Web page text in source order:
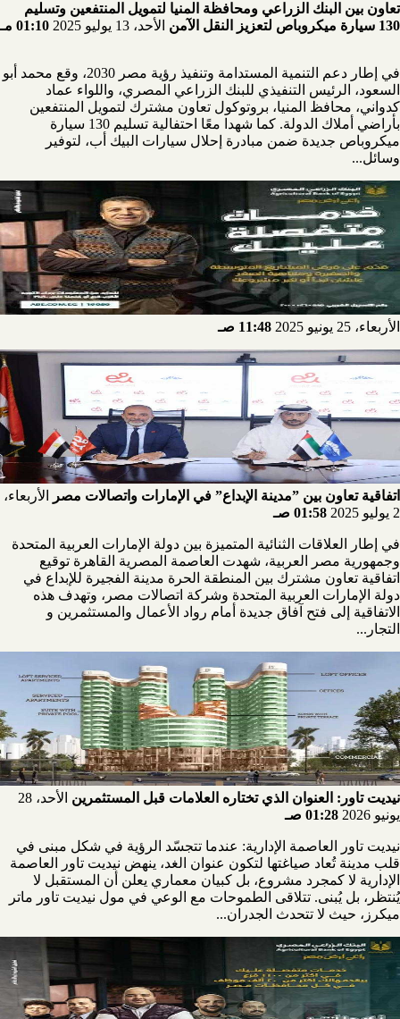
تعاون بين البنك الزراعي ومحافظة المنيا لتمويل المنتفعين وتسليم
130 سيارة ميكروباص لتعزيز النقل الآمن
الأحد، 13 يوليو 2025 01:10 مـ
في إطار دعم التنمية المستدامة وتنفيذ رؤية مصر 2030، وقع محمد أبو
السعود، الرئيس التنفيذي للبنك الزراعي المصري، واللواء عماد
كدواني، محافظ المنيا، بروتوكول تعاون مشترك لتمويل المنتفعين
بأراضي أملاك الدولة. كما شهدا معًا احتفالية تسليم 130 سيارة
ميكروباص جديدة ضمن مبادرة إحلال سيارات البيك أب، لتوفير
وسائل...
الأربعاء، 25 يونيو 2025 11:48 صـ
اتفاقية تعاون بين ”مدينة الإبداع” في الإمارات واتصالات مصر
الأربعاء،
2 يوليو 2025
01:58 صـ
في إطار العلاقات الثنائية المتميزة بين دولة الإمارات العربية المتحدة
وجمهورية مصر العربية، شهدت العاصمة المصرية القاهرة توقيع
اتفاقية تعاون مشترك بين المنطقة الحرة مدينة الفجيرة للإبداع في
دولة الإمارات العربية المتحدة وشركة اتصالات مصر، وتهدف هذه
الاتفاقية إلى فتح آفاق جديدة أمام رواد الأعمال والمستثمرين و
التجار...
نيديت تاور: العنوان الذي تختاره العلامات قبل المستثمرين
الأحد، 28
يونيو 2026
01:28 صـ
نيديت تاور العاصمة الإدارية: عندما تتجسّد الرؤية في شكل مبنى في
قلب مدينة تُعاد صياغتها لتكون عنوان الغد، ينهض نيديت تاور العاصمة
الإدارية لا كمجرد مشروع، بل كبيان معماري يعلن أن المستقبل لا
يُنتظر، بل يُبنى. تتلاقى الطموحات مع الوعي في مول نيديت تاور ماتر
ميكرز، حيث لا تتحدث الجدران...